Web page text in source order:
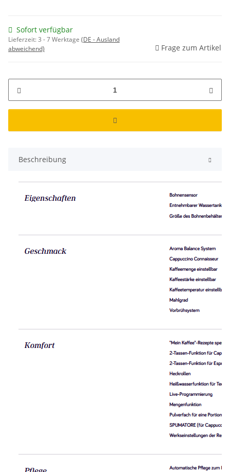
Sofort verfügbar
Lieferzeit:3 - 7 Werktage (DE - Ausland
abweichend)
Frage zum Artikel
Beschreibung